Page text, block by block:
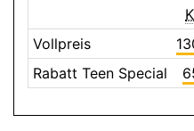
Vollpreis
Rabatt Teen Special